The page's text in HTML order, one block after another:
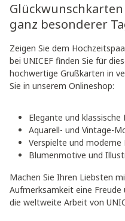
ganz besonderer
Zeigen Sie dem
bei UNICEF finden Sie für
hochwertige Grußkarten in
Sie in unserem Onlineshop:
Elegante und klassische
Aquarell- und Vintage-
Verspielte und moderne
Blumenmotive und
Machen Sie Ihren Liebsten
Aufmerksamkeit eine
die weltweite Arbeit von